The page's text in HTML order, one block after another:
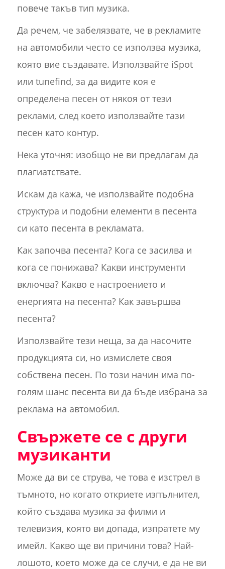
повече такъв тип музика.
Да речем, че забелязвате, че в рекламите
на автомобили често се използва музика,
която вие създавате. Използвайте iSpot
или tunefind, за да видите коя е
определена песен от някоя от тези
реклами, след което използвайте тази
песен като контур.
Нека уточня: изобщо не ви предлагам да
плагиатствате.
Искам да кажа, че използвайте подобна
структура и подобни елементи в песента
си като песента в рекламата.
Как започва песента? Кога се засилва и
кога се понижава? Какви инструменти
включва? Какво е настроението и
енергията на песента? Как завършва
песента?
Използвайте тези неща, за да насочите
продукцията си, но измислете своя
собствена песен. По този начин има по-
голям шанс песента ви да бъде избрана за
реклама на автомобил.
Свържете се с други
музиканти
Може да ви се струва, че това е изстрел в
тъмното, но когато откриете изпълнител,
който създава музика за филми и
телевизия, която ви допада, изпратете му
имейл. Какво ще ви причини това? Най-
лошото, което може да се случи, е да не ви